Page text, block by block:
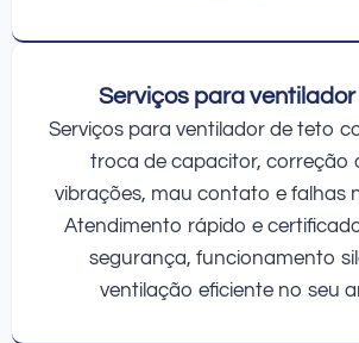
Serviços para
Serviços para ventilador de teto
troca de capacitor, correção
vibrações, mau contato e falhas
Atendimento rápido e
segurança, funcionamento
ventilação eficiente no seu